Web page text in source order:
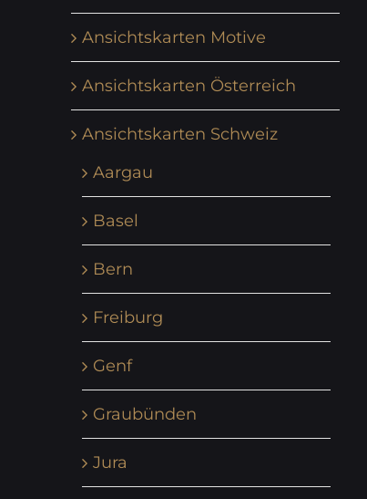
Ansichtskarten Motive
Ansichtskarten Österreich
Ansichtskarten Schweiz
Aargau
Basel
Bern
Freiburg
Genf
Graubünden
Jura